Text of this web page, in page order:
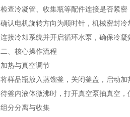
检查冷凝管、收集瓶等配件连接是否紧密
确认电机旋转方向为顺时针，机械密封冷
连接冷却系统并开启循环水泵，确保冷凝
二、核心操作流程
加热与真空调节
将样品瓶放入蒸馏釜，关闭釜盖，启动加
待釜内液体微沸时，打开真空泵抽真空，
组分分离与收集